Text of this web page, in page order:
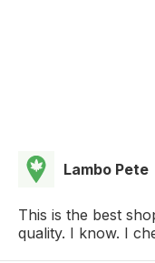
Lambo Pete
This is the best
quality. I know. I